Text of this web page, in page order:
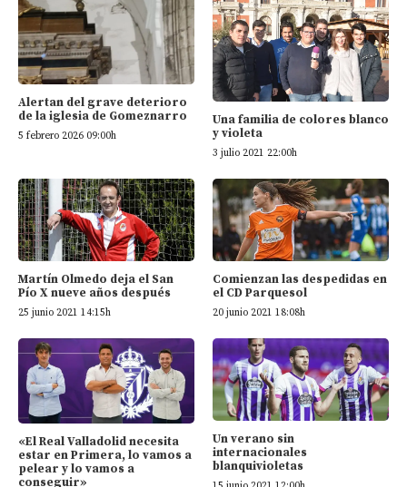
Alertan del grave deterioro
de la iglesia de Gomeznarro
5 febrero 2026 09:00h
Una familia de colores blanco
y violeta
3 julio 2021 22:00h
Martín Olmedo deja el San
Pío X nueve años después
25 junio 2021 14:15h
Comienzan las despedidas en
el CD Parquesol
20 junio 2021 18:08h
«El Real Valladolid necesita
estar en Primera, lo vamos a
pelear y lo vamos a
conseguir»
Un verano sin
internacionales
blanquivioletas